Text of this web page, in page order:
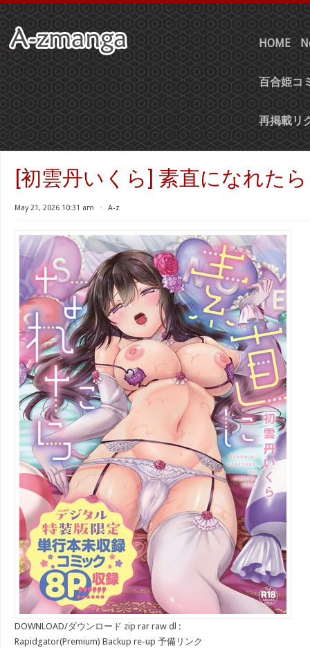
HOME
百合姫コ
再掲載リ
[初雲丹いくら] 素直になれたら
May 21, 2026 10:31 am ⋅ A-z
DOWNLOAD/ダウンロード zip rar raw dl :
Rapidgator(Premium) Backup re-up 予備リンク